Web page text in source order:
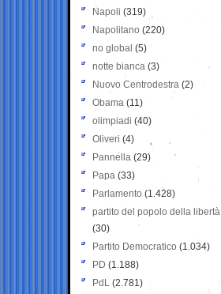
Napoli (319)
Napolitano (220)
no global (5)
notte bianca (3)
Nuovo Centrodestra (2)
Obama (11)
olimpiadi (40)
Oliveri (4)
Pannella (29)
Papa (33)
Parlamento (1.428)
partito del popolo della libertà
(30)
Partito Democratico (1.034)
PD (1.188)
PdL (2.781)